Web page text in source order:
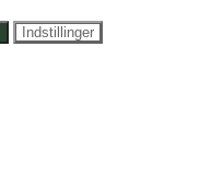
Indstillinger